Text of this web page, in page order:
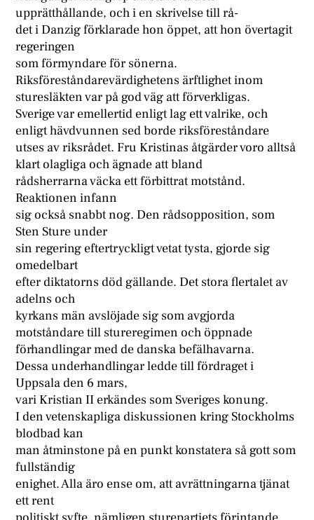
upprätthållande, och i en skrivelse till rå-
det i Danzig förklarade hon öppet, att hon övertagit
regeringen
som förmyndare för sönerna.
Riksföreståndarevärdighetens ärftlighet inom
sturesläkten var på god väg att förverkligas.
Sverige var emellertid enligt lag ett valrike, och
enligt hävdvunnen sed borde riksföreståndare
utses av riksrådet. Fru Kristinas åtgärder voro alltså
klart olagliga och ägnade att bland
rådsherrarna väcka ett förbittrat motstånd.
Reaktionen infann
sig också snabbt nog. Den rådsopposition, som
Sten Sture under
sin regering eftertryckligt vetat tysta, gjorde sig
omedelbart
efter diktatorns död gällande. Det stora flertalet av
adelns och
kyrkans män avslöjade sig som avgjorda
motståndare till stureregimen och öppnade
förhandlingar med de danska befälhavarna.
Dessa underhandlingar ledde till fördraget i
Uppsala den 6 mars,
vari Kristian II erkändes som Sveriges konung.
I den vetenskapliga diskussionen kring Stockholms
blodbad kan
man åtminstone på en punkt konstatera så gott som
fullständig
enighet. Alla äro ense om, att avrättningarna tjänat
ett rent